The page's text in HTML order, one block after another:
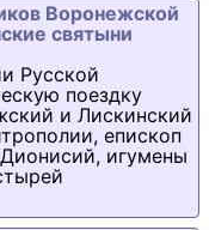
Воронежской
святыни
Русской
поездку
и Лискинский
епископ
игумены